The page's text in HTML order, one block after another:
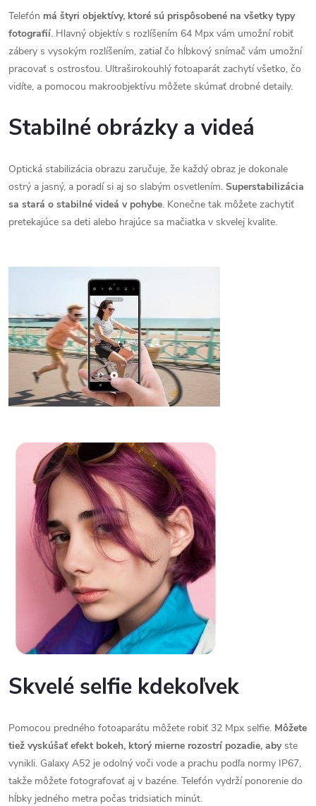
Telefón má štyri objektívy, ktoré sú prispôsobené na všetky typy
fotografií. Hlavný objektív s rozlíšením 64 Mpx vám umožní robiť
zábery s vysokým rozlíšením, zatiaľ čo hĺbkový snímač vám umožní
pracovať s ostrosťou. Ultraširokouhlý fotoaparát zachytí všetko, čo
vidíte, a pomocou makroobjektívu môžete skúmať drobné detaily.
Stabilné obrázky a videá
Optická stabilizácia obrazu zaručuje, že každý obraz je dokonale
ostrý a jasný, a poradí si aj so slabým osvetlením. Superstabilizácia
sa stará o stabilné videá v pohybe. Konečne tak môžete zachytiť
pretekajúce sa deti alebo hrajúce sa mačiatka v skvelej kvalite.
Skvelé selfie kdekoľvek
Pomocou predného fotoaparátu môžete robiť 32 Mpx selfie. Môžete
tiež vyskúšať efekt bokeh, ktorý mierne rozostrí pozadie, abyste
vynikli. Galaxy A52 je odolný voči vode a prachu podľa normy IP67,
takže môžete fotografovať aj v bazéne. Telefón vydrží ponorenie do
hĺbky jedného metra počas tridsiatich minút.